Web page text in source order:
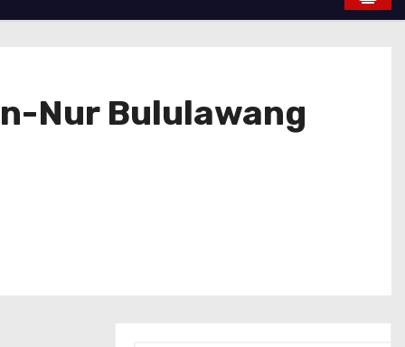
Nur Bululawang